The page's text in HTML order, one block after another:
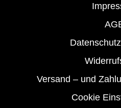
Versand – und
Cookie